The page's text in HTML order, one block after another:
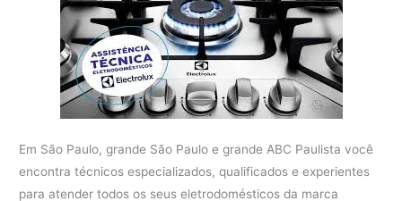
Em São Paulo, grande São Paulo e grande ABC Paulista você
encontra técnicos especializados, qualificados e experientes
para atender todos os seus eletrodomésticos da marca